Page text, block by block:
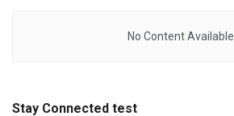
No Content Available
Stay Connected test